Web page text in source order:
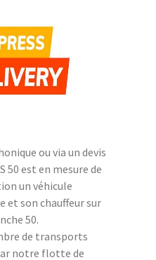
ou via un devis
50 est en mesure de
un véhicule
et son chauffeur sur
50.
de transports
notre flotte de